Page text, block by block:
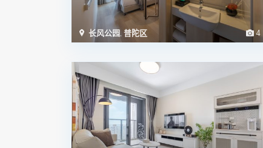
4
长风公园, 普陀区